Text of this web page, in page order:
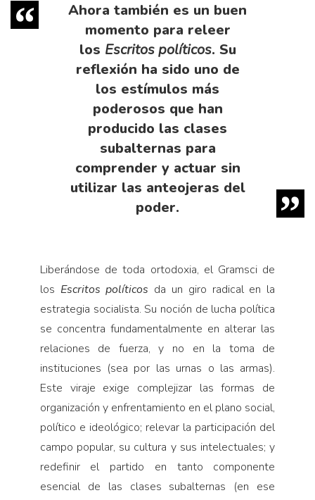
Ahora también es un buen
momento para releer
los Escritos políticos. Su
reflexión ha sido uno de
los estímulos más
poderosos que han
producido las clases
subalternas para
comprender y actuar sin
utilizar las anteojeras del
poder.
Liberándose de toda ortodoxia, el Gramsci de
los Escritos políticos da un giro radical en la
estrategia socialista. Su noción de lucha política
se concentra fundamentalmente en alterar las
relaciones de fuerza, y no en la toma de
instituciones (sea por las urnas o las armas).
Este viraje exige complejizar las formas de
organización y enfrentamiento en el plano social,
político e ideológico; relevar la participación del
campo popular, su cultura y sus intelectuales; y
redefinir el partido en tanto componente
esencial de las clases subalternas (en ese